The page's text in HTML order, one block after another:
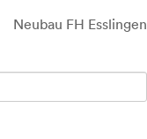
Neubau FH Esslingen